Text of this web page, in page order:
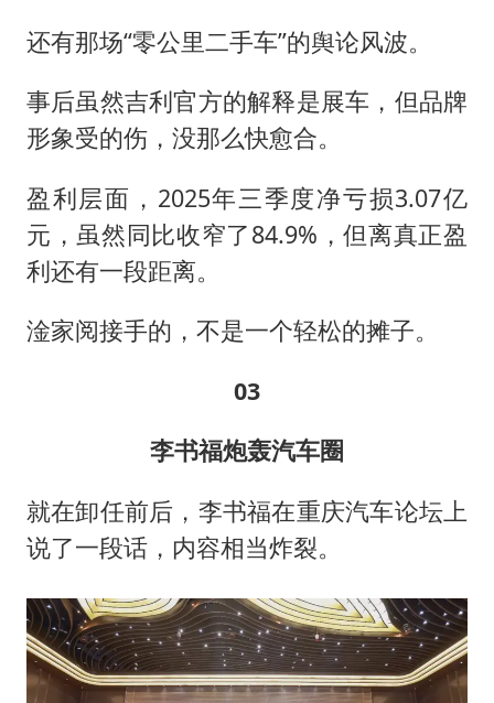
还有那场“零公里二手车”的舆论风波。
事后虽然吉利官方的解释是展车，但品牌
形象受的伤，没那么快愈合。
盈利层面，2025年三季度净亏损3.07亿
元，虽然同比收窄了84.9%，但离真正盈
利还有一段距离。
淦家阅接手的，不是一个轻松的摊子。
03
李书福炮轰汽车圈
就在卸任前后，李书福在重庆汽车论坛上
说了一段话，内容相当炸裂。